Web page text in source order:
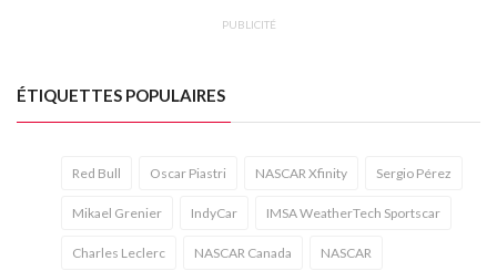
PUBLICITÉ
ÉTIQUETTES POPULAIRES
Red Bull Oscar Piastri NASCAR Xfinity Sergio Pérez
Mikael Grenier IndyCar IMSA WeatherTech Sportscar
Charles Leclerc NASCAR Canada NASCAR